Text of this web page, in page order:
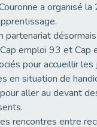
a organisé la
partenariat désormais
emploi 93 et Cap
pour accueillir
en situation de
aller au devant
rencontres entre